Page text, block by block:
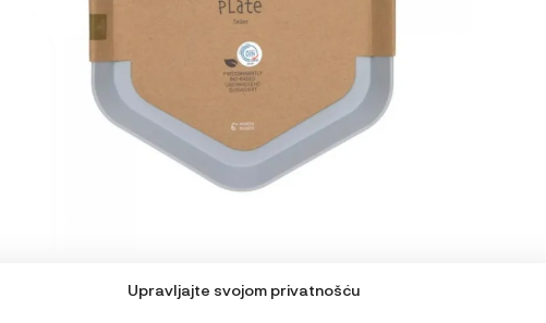
Upravljajte svojom privatnošću
Lässig Tanjur Geo sivo plavi